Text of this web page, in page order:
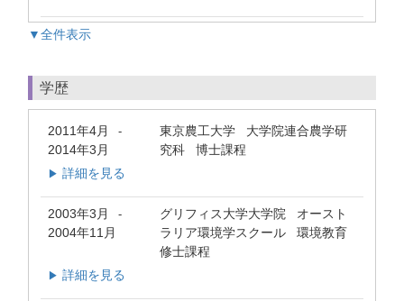
▼全件表示
学歴
2011年4月 -
2014年3月
東京農工大学 大学院連合農学研
究科 博士課程
▶ 詳細を見る
2003年3月 -
2004年11月
グリフィス大学大学院 オースト
ラリア環境学スクール 環境教育
修士課程
▶ 詳細を見る